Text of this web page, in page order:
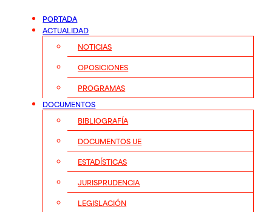
PORTADA
ACTUALIDAD
NOTICIAS
OPOSICIONES
PROGRAMAS
DOCUMENTOS
BIBLIOGRAFÍA
DOCUMENTOS UE
ESTADÍSTICAS
JURISPRUDENCIA
LEGISLACIÓN